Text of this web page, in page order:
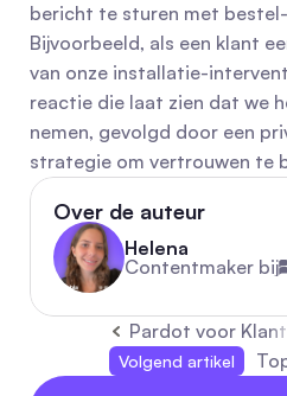
bericht te sturen met
Bijvoorbeeld, als een klant
van onze installatie-
reactie die laat zien dat we
nemen, gevolgd door een
strategie om vertrouwen te
Over de auteur
Helena
Contentmaker bij
Pardot voor
Volgend artikel